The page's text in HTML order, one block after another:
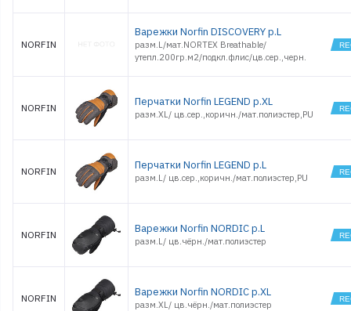
NORFIN
Варежки Norfin DISCOVERY р.L
разм.L/мат.NORTEX Breathable/
утепл.200гр.м2/подкл.флис/цв.сер.,черн.
NORFIN Перчатки Norfin LEGEND р.XL
разм.XL/ цв.сер.,коричн./мат.полиэстер,PU
NORFIN Перчатки Norfin LEGEND р.L
разм.L/ цв.сер.,коричн./мат.полиэстер,PU
NORFIN Варежки Norfin NORDIC р.L
разм.L/ цв.чёрн./мат.полиэстер
NORFIN Варежки Norfin NORDIC р.XL
разм.XL/ цв.чёрн./мат.полиэстер